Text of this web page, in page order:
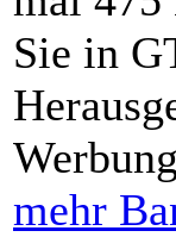
Sie in
mehr